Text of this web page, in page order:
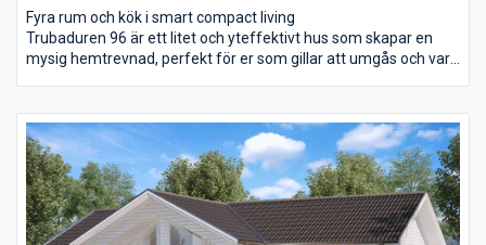
Fyra rum och kök i smart compact living
Trubaduren 96 är ett litet och yteffektivt hus som skapar en
mysig hemtrevnad, perfekt för er som gillar att umgås och vara
sidor av huset skapar en härlig atmosfär. Sovrummen ligger väl
avskilda för att ge möjlighet till ostörd återhämtning. I
anslutning till barnens sovrum finns ett eget litet wc medan det
större badrummet ligger i anslutning till föräldrarnas sovrum.